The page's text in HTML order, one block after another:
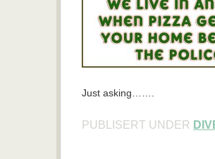
Just asking…….
PUBLISERT UNDER